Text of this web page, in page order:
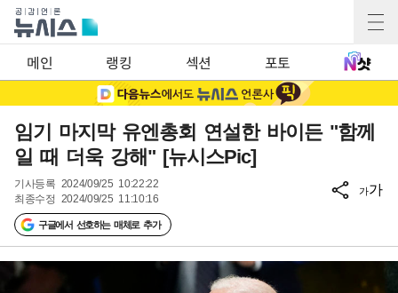
메인 랭킹 섹션 포토
임기 마지막 유엔총회 연설한 바이든 "함께
일 때 더욱 강해" [뉴시스Pic]
기사등록 2024/09/25 10:22:22
최종수정 2024/09/25 11:10:16
구글에서 선호하는 매체로 추가
가가